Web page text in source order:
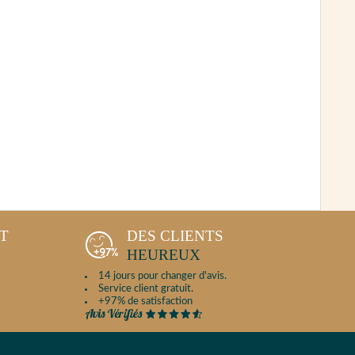
DES CLIENTS
HEUREUX
14 jours pour changer d'avis.
Service client gratuit.
+97% de satisfaction